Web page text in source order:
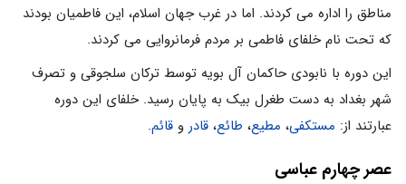
مناطق را اداره می کردند. اما در غرب جهان اسلام، این فاطمیان بودند
که تحت نام خلفای فاطمی بر مردم فرمانروایی می کردند.
این دوره با نابودی حاکمان آل بویه توسط ترکان سلجوقی و تصرف
شهر بغداد به دست طغرل بیک به پایان رسید. خلفای این دوره
عبارتند از: مستکفی، مطیع، طائع، قادر و قائم.
عصر چهارم عباسی